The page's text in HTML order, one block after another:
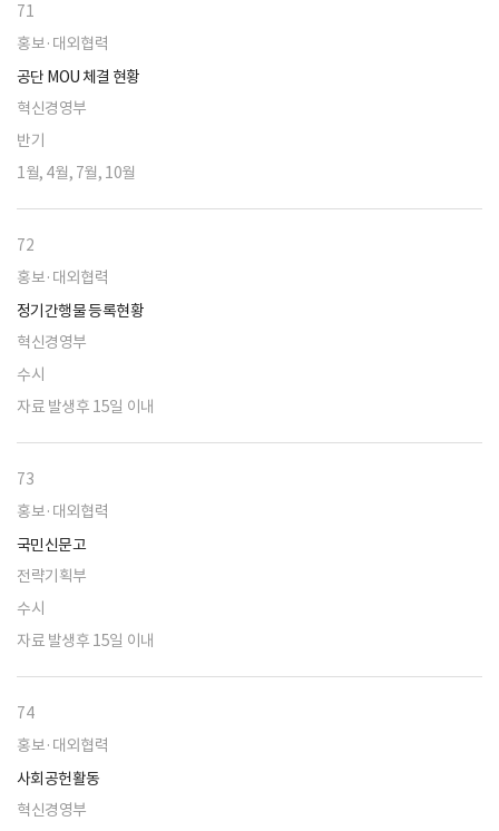
71
홍보·대외협력
공단 MOU 체결 현황
혁신경영부
반기
1월, 4월, 7월, 10월
72
홍보·대외협력
정기간행물 등록현황
혁신경영부
수시
자료 발생후 15일 이내
73
홍보·대외협력
국민신문고
전략기획부
수시
자료 발생후 15일 이내
74
홍보·대외협력
사회공헌활동
혁신경영부